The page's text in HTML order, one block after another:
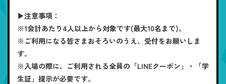
▶注意事項：
※1会計あたり4人以上から対象です(最大10名まで)。
※ご利用になる皆さまおそろいのうえ、受付をお願いしま
す。
※入場の際に、ご利用される全員の「LINEクーポン」・「学
生証」提示が必要です。